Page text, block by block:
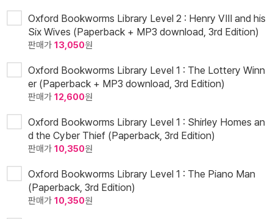
Oxford Bookworms Library Level 2 : Henry VIII and his
Six Wives (Paperback + MP3 download, 3rd Edition)
판매가 13,050원
Oxford Bookworms Library Level 1 : The Lottery Winn
er (Paperback + MP3 download, 3rd Edition)
판매가 12,600원
Oxford Bookworms Library Level 1 : Shirley Homes an
d the Cyber Thief (Paperback, 3rd Edition)
판매가 10,350원
Oxford Bookworms Library Level 1 : The Piano Man
(Paperback, 3rd Edition)
판매가 10,350원